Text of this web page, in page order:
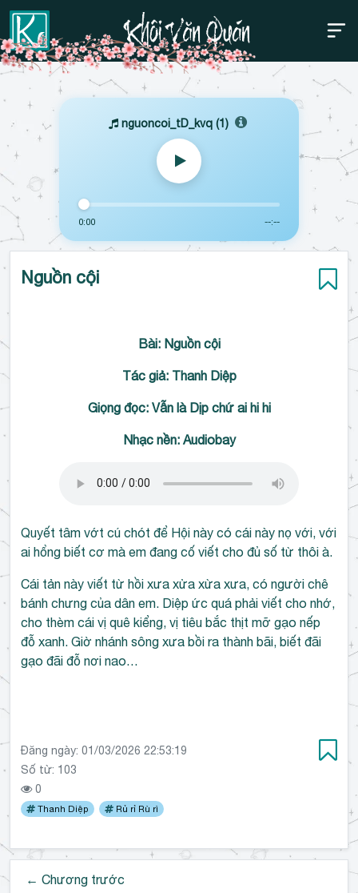
Bỏ
qua
Thanh điều hướng trên
nguoncoi_tD_kvq (1)
0:00 --:--
Nguồn cội
Bài: Nguồn cội
Tác giả: Thanh Diệp
Giọng đọc: Vẫn là Dịp chứ ai hi hi
Nhạc nền: Audiobay
Quyết tâm vớt cú chót để Hội này có cái này nọ với, với
ai hổng biết cơ mà em đang cố viết cho đủ số từ thôi à.
Cái tản này viết từ hồi xưa xửa xừa xưa, có người chê
bánh chưng của dân em. Diệp ức quá phải viết cho nhớ,
cho thèm cái vị quê kiểng, vị tiêu bắc thịt mỡ gạo nếp
đỗ xanh. Giờ nhánh sông xưa bồi ra thành bãi, biết đãi
gạo đãi đỗ nơi nao…
Đăng ngày: 01/03/2026 22:53:19
Số từ: 103
0
Thanh Diệp Rủ rỉ Rù rì
← Chương trước